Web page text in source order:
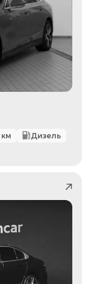
км
Дизель